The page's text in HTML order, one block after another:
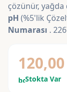
çözünür, yağda
pH (%5'lik
Numarası .
120,00
boltStokta Var